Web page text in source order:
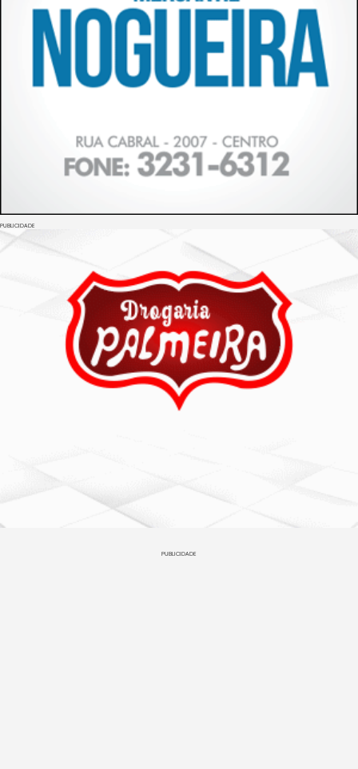
PUBLICIDADE
PUBLICIDADE